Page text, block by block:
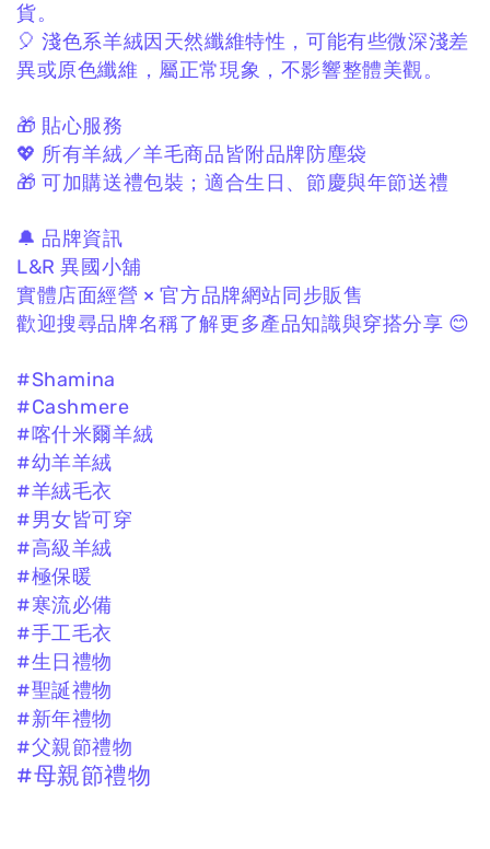
貨。
🎈 淺色系羊絨因天然纖維特性，可能有些微深淺差
異或原色纖維， 屬正常現象，不影響整體美觀。
🎁 貼心服務
💖 所有羊絨／羊毛商品皆附品牌防塵袋
🎁 可加購送禮包裝； 適合生日、節慶與年節送禮
🔔 品牌資訊
L&R 異國小舖
實體店面經營 × 官方品牌網站同步販售
歡迎搜尋品牌名稱了解更多產品知識與穿搭分享 😊
#Shamina
#Cashmere
#喀什米爾羊絨
#幼羊羊絨
#羊絨毛衣
#男女皆可穿
#高級羊絨
#極保暖
#寒流必備
#手工毛衣
#生日禮物
#聖誕禮物
#新年禮物
#父親節禮物
#母親節禮物